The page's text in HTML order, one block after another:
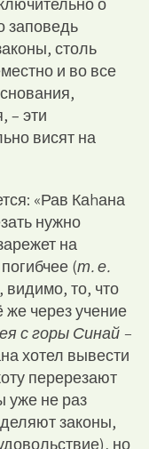
заповедь
столь
и во все
– эти
висят на
«Рав Каhана
нужно
на
(т. е.
то, что
же через учение
с горы Синай –
хотел вывести
перерезают
уже не раз
законы,
но